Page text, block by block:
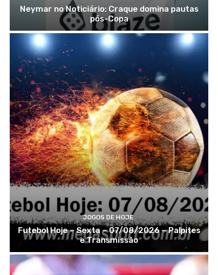
Neymar no Noticiário: Craque domina pautas
pós-Copa
JOGOS DE HOJE
Futebol Hoje – Sexta – 07/08/2026 – Palpites
e Transmissão